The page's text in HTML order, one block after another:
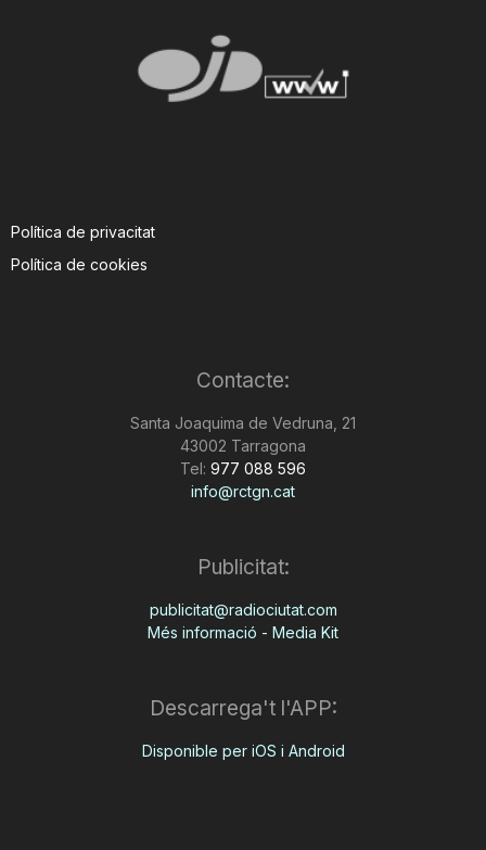
Política de privacitat
Política de cookies
Contacte:
Santa Joaquima de Vedruna, 21
43002 Tarragona
Tel: 977 088 596
info@rctgn.cat
Publicitat:
publicitat@radiociutat.com
Més informació - Media Kit
Descarrega't l'APP:
Disponible per iOS i Android